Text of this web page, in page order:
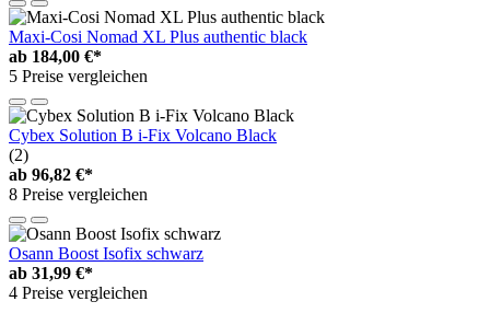
Maxi-Cosi Nomad XL Plus authentic black
ab 184,00 €*
5 Preise vergleichen
Cybex Solution B i-Fix Volcano Black
(2)
ab 96,82 €*
8 Preise vergleichen
Osann Boost Isofix schwarz
ab 31,99 €*
4 Preise vergleichen